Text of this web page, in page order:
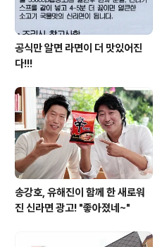
공식만 알면 라면이 더 맛있어진
다!!!
송강호, 유해진이 함께 한 새로워
진 신라면 광고! "좋아졌네~"